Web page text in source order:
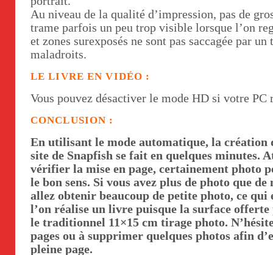
Au niveau de la qualité d’impression, pas de
trame parfois un peu trop visible lorsque l’on
et zones surexposés ne sont pas saccagée par
maladroits.
LE LIVRE EN VIDÉO :
Vous pouvez désactiver le mode HD si votre
CONCLUSION :
En utilisant le mode automatique, la création
site de Snapfish se fait en quelques minutes.
vérifier la mise en page, certainement photo
le bon sens. Si vous avez plus de photo que de
allez obtenir beaucoup de petite photo, ce qui
l’on réalise un livre puisque la surface
le traditionnel 11×15 cm tirage photo.
pages ou à supprimer quelques photos afin
pleine page.